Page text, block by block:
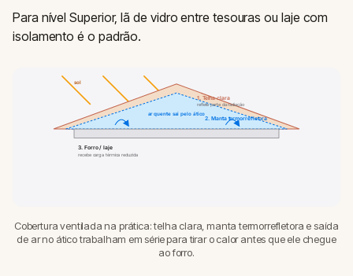
Para nível Superior, lã de vidro entre tesouras ou laje com
isolamento é o padrão.
sol
ar quente sai pelo ático
1. Telha clara
reflete parte da radiação
2. Manta termorrefletora
3. Forro / laje
recebe carga térmica reduzida
Cobertura ventilada na prática: telha clara, manta termorrefletora e saída
de ar no ático trabalham em série para tirar o calor antes que ele chegue
ao forro.